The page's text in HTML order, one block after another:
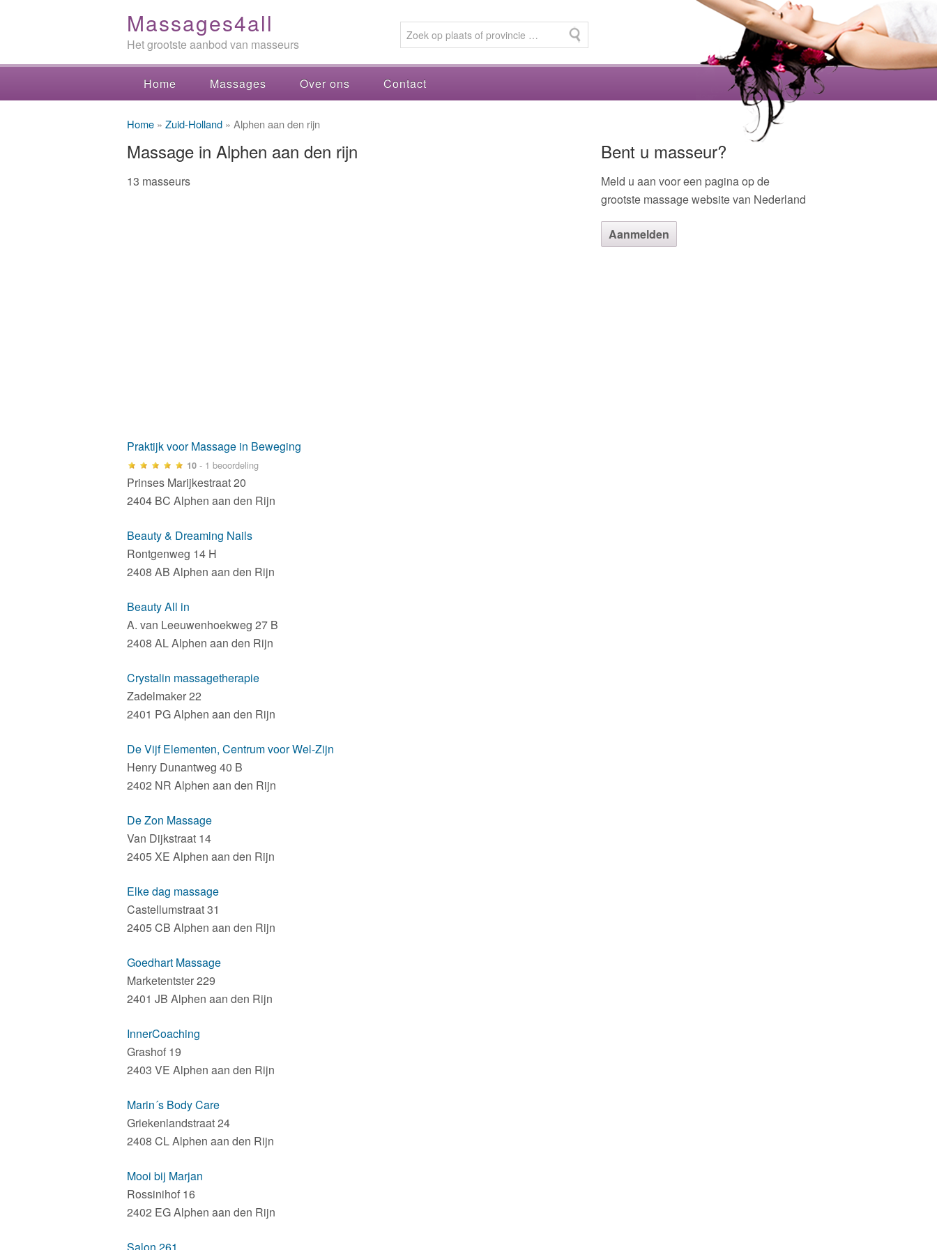
Massages4all
Het grootste aanbod van masseurs
Home Massages Over ons Contact
Home » Zuid-Holland » Alphen aan den rijn
Massage in Alphen aan den rijn
13 masseurs
Praktijk voor Massage in Beweging
10 - 1 beoordeling
Prinses Marijkestraat 20
2404 BC Alphen aan den Rijn
Beauty & Dreaming Nails
Rontgenweg 14 H
2408 AB Alphen aan den Rijn
Beauty All in
A. van Leeuwenhoekweg 27 B
2408 AL Alphen aan den Rijn
Crystalin massagetherapie
Zadelmaker 22
2401 PG Alphen aan den Rijn
De Vijf Elementen, Centrum voor Wel-Zijn
Henry Dunantweg 40 B
2402 NR Alphen aan den Rijn
De Zon Massage
Van Dijkstraat 14
2405 XE Alphen aan den Rijn
Elke dag massage
Castellumstraat 31
2405 CB Alphen aan den Rijn
Goedhart Massage
Marketentster 229
2401 JB Alphen aan den Rijn
InnerCoaching
Grashof 19
2403 VE Alphen aan den Rijn
Marin´s Body Care
Griekenlandstraat 24
2408 CL Alphen aan den Rijn
Mooi bij Marjan
Rossinihof 16
2402 EG Alphen aan den Rijn
Bent u masseur?
Meld u aan voor een pagina op de
grootste massage website van Nederland
Aanmelden